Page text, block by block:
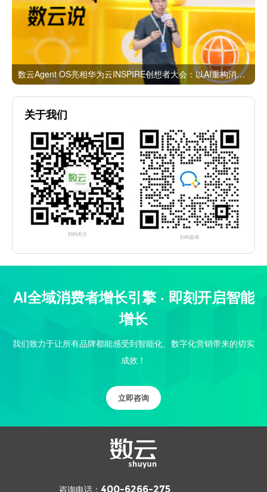
数云Agent OS亮相华为云INSPIRE创想者大会：以AI重构消费者运营与零售营销新范式
关于我们
扫码关注 扫码咨询
AI全域消费者增长引擎 · 即刻开启智能
增长
我们致力于让所有品牌都能感受到智能化、数字化营销带来的切实
成效！
立即咨询
咨询电话： 400-6266-275